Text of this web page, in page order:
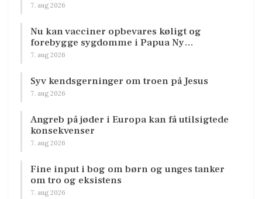
7. aug 2026
Nu kan vacciner opbevares køligt og
forebygge sygdomme i Papua Ny…
7. aug 2026
Syv kendsgerninger om troen på Jesus
7. aug 2026
Angreb på jøder i Europa kan få utilsigtede
konsekvenser
7. aug 2026
Fine input i bog om børn og unges tanker
om tro og eksistens
7. aug 2026